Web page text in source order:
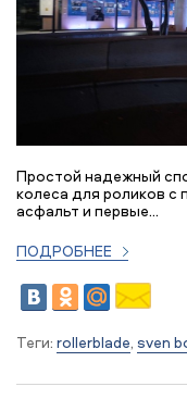
Простой надежный
колеса для роликов с
асфальт и первые...
ПОДРОБНЕЕ
Теги: rollerblade, sven